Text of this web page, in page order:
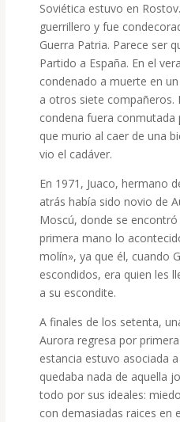
Soviética estuvo en
guerrillero y fue
Guerra Patria. Parece ser
Partido a España. En el
condenado a muerte en
a otros siete compañeros.
condena fuera conmutada
que murio al caer de una
vio el cadáver.
En 1971, Juaco, hermano
atrás había sido novio de
Moscú, donde se
primera mano lo
molín», ya que él, cuando
escondidos, era quien les
a su escondite.
A finales de los setenta,
Aurora regresa por
estancia estuvo asociada
quedaba nada de aquella
todo por sus ideales:
con demasiadas raices en